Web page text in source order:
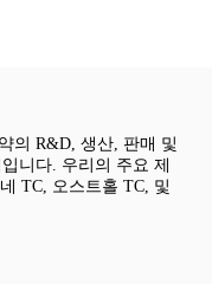
의 R&D, 생산, 판매 및
니다. 우리의 주요 제
TC, 오스트홀 TC, 및